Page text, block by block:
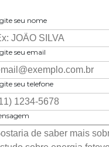
seu nome
seu email
seu telefone